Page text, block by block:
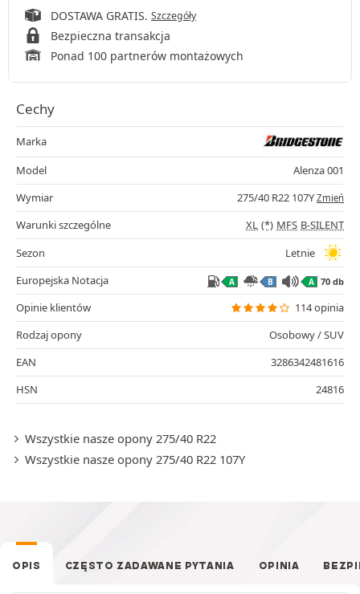
DOSTAWA GRATIS. Szczegóły
Bezpieczna transakcja
Ponad 100 partnerów montażowych
Cechy
Marka
Model
Alenza 001
Wymiar
275/40 R22 107Y Zmień
Warunki szczególne XL (*) MFS B-SILENT
Sezon
Letnie
Europejska Notacja
A B A 70 db
Opinie klientów
114 opinia
Rodzaj opony
Osobowy / SUV
EAN
3286342481616
HSN
24816
Wszystkie nasze opony 275/40 R22
Wszystkie nasze opony 275/40 R22 107Y
OPIS CZĘSTO ZADAWANE PYTANIA OPINIA